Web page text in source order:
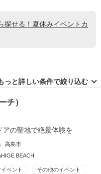
探せる！夏休みイベントカ
っと詳しい条件で絞り込む
チ）
アの聖地で絶景体験を
高島市
BEACH
ベント その他のイベント